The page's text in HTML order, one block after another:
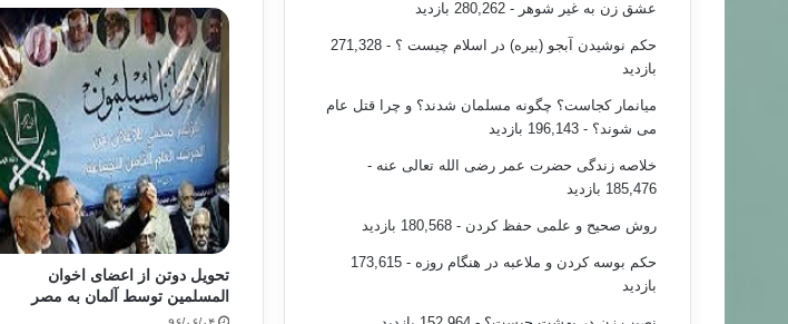
تحویل دوتن از اعضای اخوان
المسلمین توسط آلمان به مصر
عشق زن به غیر شوهر - 280,262 بازدید
حکم نوشیدن آبجو (بیره) در اسلام چیست ؟
- 271,328
بازدید
میانمار کجاست؟ چگونه مسلمان شدند؟ و چرا قتل عام
می شوند؟ - 196,143 بازدید
خلاصه زندگی حضرت عمر رضی الله تعالی عنه -
185,476 بازدید
روش صحیح و علمی حفظ کردن - 180,568 بازدید
حکم بوسه کردن و ملاعبه در هنگام روزه
- 173,615
بازدید